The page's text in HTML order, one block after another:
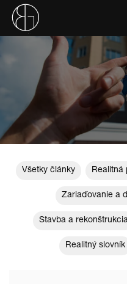
Všetky články Realitná
Zariaďovanie a
Stavba a
Realitný slovník